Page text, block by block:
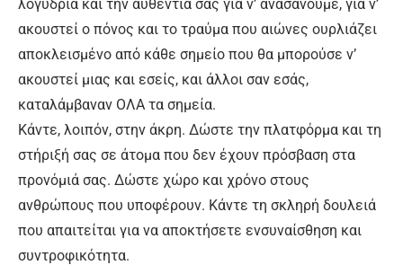
λογύδρια και την αυθεντία σας για ν’ ανασάνουμε, για ν’
ακουστεί ο πόνος και το τραύμα που αιώνες ουρλιάζει
αποκλεισμένο από κάθε σημείο που θα μπορούσε ν’
ακουστεί μιας και εσείς, και άλλοι σαν εσάς,
καταλάμβαναν ΟΛΑ τα σημεία.
Κάντε, λοιπόν, στην άκρη. Δώστε την πλατφόρμα και τη
στήριξή σας σε άτομα που δεν έχουν πρόσβαση στα
προνόμιά σας. Δώστε χώρο και χρόνο στους
ανθρώπους που υποφέρουν. Κάντε τη σκληρή δουλειά
που απαιτείται για να αποκτήσετε ενσυναίσθηση και
συντροφικότητα.